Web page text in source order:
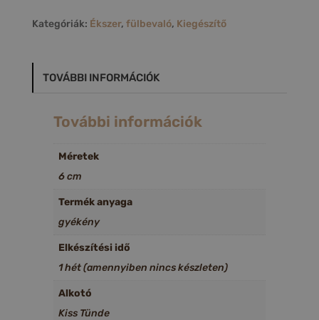
Kategóriák: Ékszer, fülbevaló, Kiegészítő
TOVÁBBI INFORMÁCIÓK
További információk
Méretek
6 cm
Termék anyaga
gyékény
Elkészítési idő
1 hét (amennyiben nincs készleten)
Alkotó
Kiss Tünde